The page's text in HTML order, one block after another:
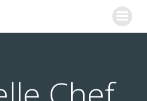
contenu